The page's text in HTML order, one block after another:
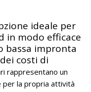
ideale per
in modo efficace
bassa impronta
costi di
rappresentano un
per la propria attività